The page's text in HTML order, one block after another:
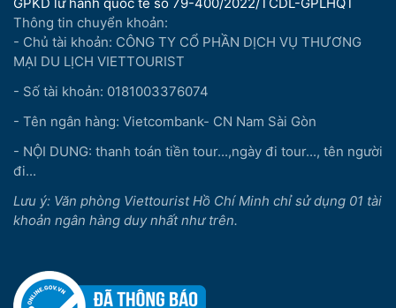
Thông tin chuyển khoản:
- Chủ tài khoản: CÔNG TY CỔ PHẦN DỊCH VỤ THƯƠNG
MẠI DU LỊCH VIETTOURIST
- Số tài khoản: 0181003376074
- Tên ngân hàng: Vietcombank- CN Nam Sài Gòn
- NỘI DUNG: thanh toán tiền tour...,ngày đi tour..., tên người
đi...
Lưu ý: Văn phòng Viettourist Hồ Chí Minh chỉ sử dụng 01 tài
khoản ngân hàng duy nhất như trên.